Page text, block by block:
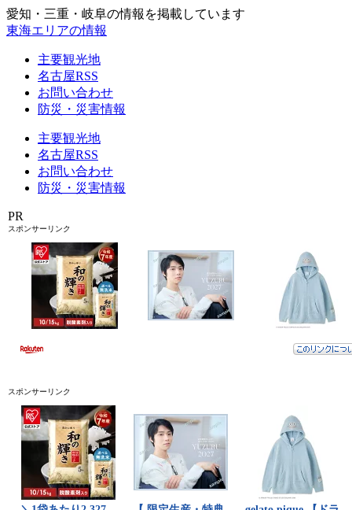
愛知・三重・岐阜の情報を掲載しています
東海エリアの情報
主要観光地
名古屋RSS
お問い合わせ
防災・災害情報
主要観光地
名古屋RSS
お問い合わせ
防災・災害情報
PR
スポンサーリンク
スポンサーリンク